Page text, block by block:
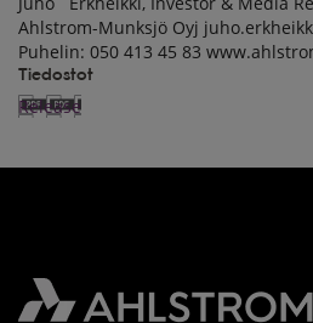
Ahlstrom-Munksjö Oyj
Puhelin: 050 413 45 83
Tiedostot
Release